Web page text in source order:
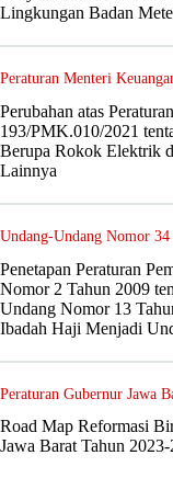
Lingkungan Badan
Peraturan Menteri
Perubahan atas
193/PMK.010/2021
Berupa Rokok Elektrik
Lainnya
Undang-Undang Nomor 34
Penetapan Peraturan
Nomor 2 Tahun 2009
Undang Nomor 13
Ibadah Haji Menjadi
Peraturan Gubernur Jawa
Road Map Reformasi
Jawa Barat Tahun